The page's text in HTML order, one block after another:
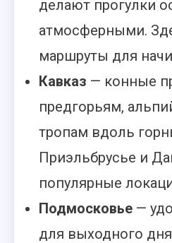
делают прогулки
атмосферными.
маршруты для
Кавказ — конные
предгорьям,
тропам вдоль
Приэльбрусье и
популярные
Подмосковье —
для выходного